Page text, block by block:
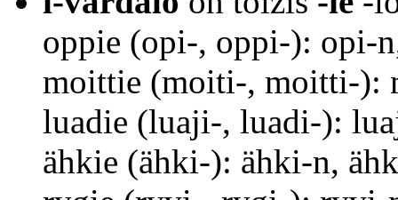
oppie (opi-, oppi-): opi-
moittie (moiti-, moitti-):
luadie (luaji-, luadi-):
ähkie (ähki-): ähki-n,